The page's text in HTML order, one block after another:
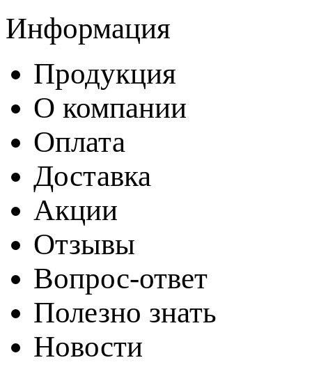
Информация
Продукция
О компании
Оплата
Доставка
Акции
Отзывы
Вопрос-ответ
Полезно знать
Новости